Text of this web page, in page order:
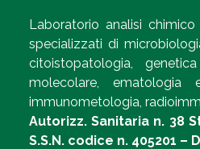
Laboratorio analisi
specializzati di
citoistopatologia,
molecolare, ematologia
immunometologia,
Autorizz. Sanitaria n. 38
S.S.N. codice n. 405201 –